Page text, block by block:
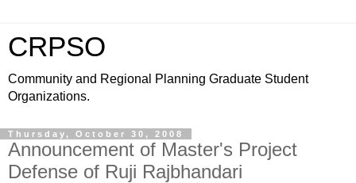
CRPSO
Community and Regional Planning Graduate Student
Organizations.
Thursday, October 30, 2008
Announcement of Master's Project
Defense of Ruji Rajbhandari